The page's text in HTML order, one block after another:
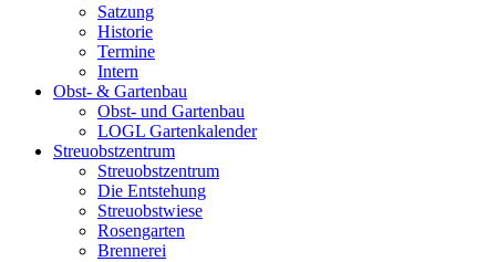
Satzung
Historie
Termine
Intern
Obst- & Gartenbau
Obst- und Gartenbau
LOGL Gartenkalender
Streuobstzentrum
Streuobstzentrum
Die Entstehung
Streuobstwiese
Rosengarten
Brennerei